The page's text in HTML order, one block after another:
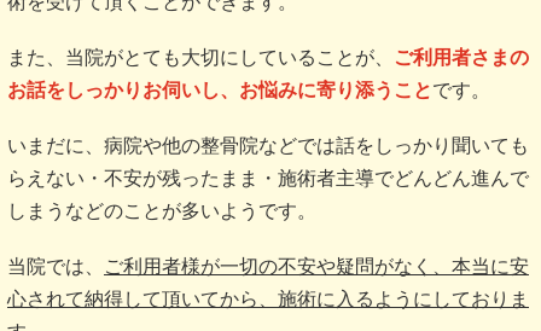
また、当院がとても大切にしていることが、
ご利用者さまの
お話をしっかりお伺いし、お悩みに寄り添うことです。
いまだに、病院や他の整骨院などでは話をしっかり聞いても
らえない・不安が残ったまま・施術者主導でどんどん進んで
しまうなどのことが多いようです。
当院では、
ご利用者様が一切の不安や疑問がなく、本当に安
心されて納得して頂いてから、施術に入るようにしておりま